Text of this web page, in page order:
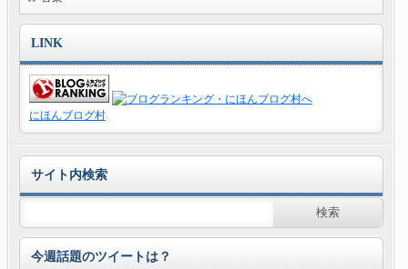
LINK
にほんブログ村
サイト内検索
今週話題のツイートは？